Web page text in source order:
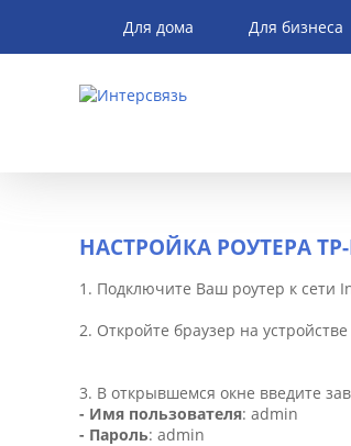
Для дома Для бизнеса
НАСТРОЙКА РОУТЕРА TP-
1. Подключите Ваш роутер к сети
2. Откройте браузер на
3. В открывшемся окне введите
- Имя пользователя: admin
- Пароль: admin